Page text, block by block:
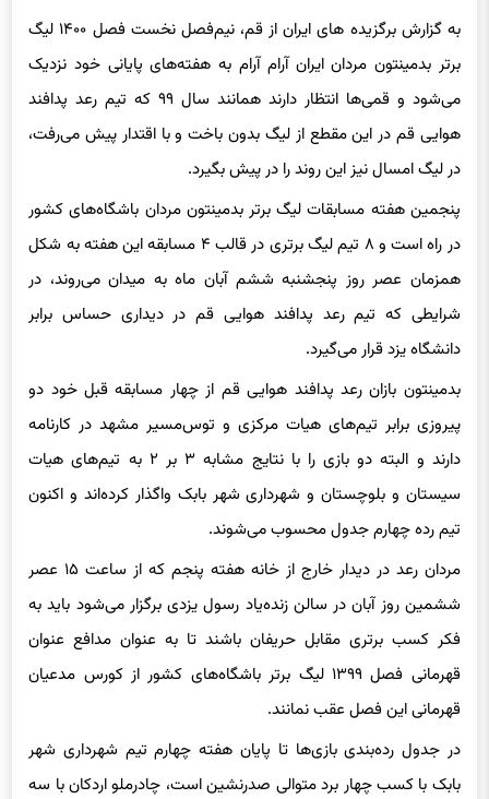
به گزارش برگزیده های ایران از قم، نیم‌فصل نخست فصل ۱۴۰۰ لیگ
برتر بدمینتون مردان ایران آرام آرام به هفته‌های پایانی خود نزدیک
می‌شود و قمی‌ها انتظار دارند همانند سال ۹۹ که تیم رعد پدافند
هوایی قم در این مقطع از لیگ بدون باخت و با اقتدار پیش می‌رفت،
در لیگ امسال نیز این روند را در پیش بگیرد.
پنجمین هفته مسابقات لیگ برتر بدمینتون مردان باشگاه‌های کشور
در راه است و ۸ تیم لیگ برتری در قالب ۴ مسابقه این هفته به شکل
همزمان عصر روز پنجشنبه ششم آبان ماه به میدان می‌روند، در
شرایطی که تیم رعد پدافند هوایی قم در دیداری حساس برابر
دانشگاه یزد قرار می‌گیرد.
بدمینتون‌ بازانرعد پدافند هوایی قم از چهار مسابقه قبل خود دو
پیروزی برابر تیم‌های هیات مرکزی و توس‌مسیر مشهد در کارنامه
دارند و البته دو بازی را با نتایج مشابه ۳ بر ۲ به تیم‌های هیات
سیستان و بلوچستان و شهرداری شهر بابک واگذار کرده‌اند و اکنون
تیم رده چهارم جدول محسوب می‌شوند.
مردان رعد در دیدار خارج از خانه هفته پنجم که از ساعت ۱۵ عصر
ششمین روز آبان در سالن زنده‌یاد رسول یزدی برگزار می‌شود باید به
فکر کسب برتری مقابل حریفان باشند تا به عنوان مدافع عنوان
قهرمانی فصل ۱۳۹۹ لیگ برتر باشگاه‌های کشور از کورس مدعیان
قهرمانی این فصل عقب نمانند.
در جدول رده‌بندی بازی‌ها تا پایان هفته چهارم تیم شهرداری شهر
بابک با کسب چهار برد متوالی صدرنشین است، چادرملو اردکان با سه